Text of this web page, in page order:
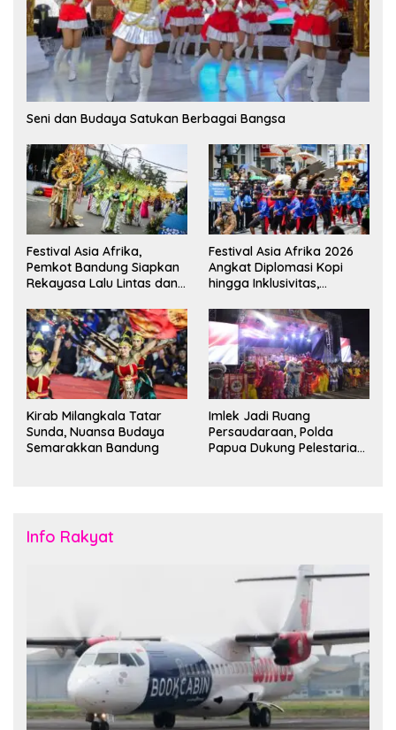
Seni dan Budaya Satukan Berbagai Bangsa
Festival Asia Afrika,
Pemkot Bandung Siapkan
Rekayasa Lalu Lintas dan
Festival Asia Afrika 2026
Angkat Diplomasi Kopi
hingga Inklusivitas,
Duta Besar
Kirab Milangkala Tatar
Sunda, Nuansa Budaya
Semarakkan Bandung
Imlek Jadi Ruang
Persaudaraan, Polda
Papua Dukung Pelestarian
Info Rakyat